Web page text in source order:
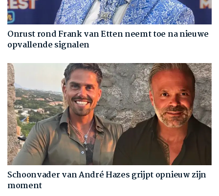
Onrust rond Frank van Etten neemt toe na nieuwe
opvallende signalen
Schoonvader van André Hazes grijpt opnieuw zijn
moment